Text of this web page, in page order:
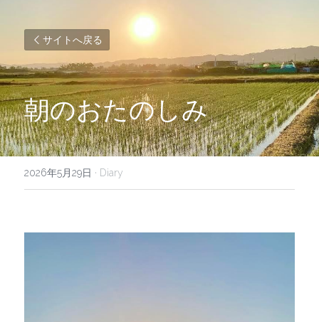
サイトへ戻る
朝のおたのしみ
2026年5月29日 · Diary